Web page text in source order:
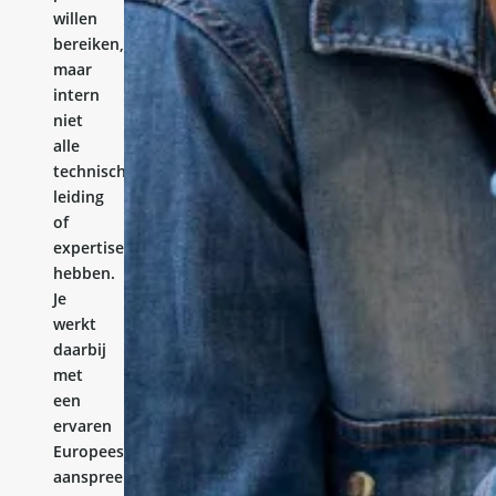
willen
bereiken,
maar
intern
niet
alle
technische
leiding
of
expertise
hebben.
Je
werkt
daarbij
met
een
ervaren
Europees
aanspreekpunt.